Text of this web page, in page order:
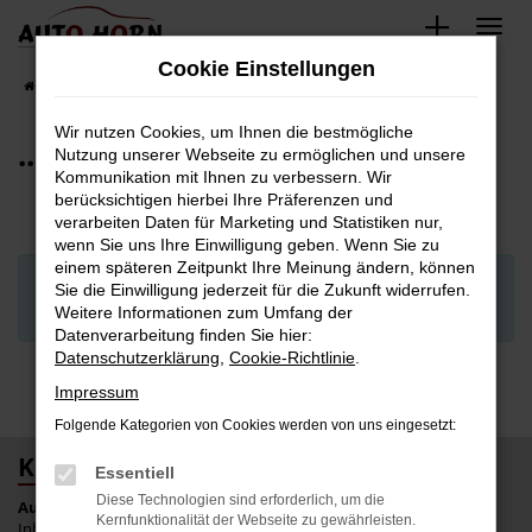
Zum
springen
... weitere 30.000 Fahrzeuge
... WEITERE 30.000 FAHRZEUGE
Um diesen Service nutzen zu können, müssen Sie die
fuktionalenCookiesakzeptieren.
KONTAKT
Auto Horn e.K.
Cookie Einstellungen
Wir nutzen Cookies, um Ihnen die bestmögliche
Nutzung unserer Webseite zu ermöglichen und unsere
Kommunikation mit Ihnen zu verbessern. Wir
berücksichtigen hierbei Ihre Präferenzen und
verarbeiten Daten für Marketing und Statistiken nur,
wenn Sie uns Ihre Einwilligung geben. Wenn Sie zu
einem späteren Zeitpunkt Ihre Meinung ändern, können
Sie die Einwilligung jederzeit für die Zukunft widerrufen.
Weitere Informationen zum Umfang der
Datenverarbeitung finden Sie hier:
Datenschutzerklärung Cookie-Richtlinie
Impressum
Folgende Kategorien von Cookies werden von uns eingesetzt:
Essentiell
Diese Technologien sind erforderlich, um die
Kernfunktionalität der Webseite zu gewährleisten.